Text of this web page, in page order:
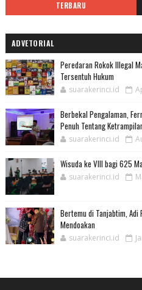
TERBARU
ADVETORIAL
Peredaran Rokok Illegal
Tersentuh Hukum
suarakerinci.id
Berbekal Pengalaman,
Penuh Tentang
suarakerinci.id
Wisuda ke VIII bagi 625
suarakerinci.id
Bertemu di Tanjabtim, Adi
Mendoakan
suarakerinci.id